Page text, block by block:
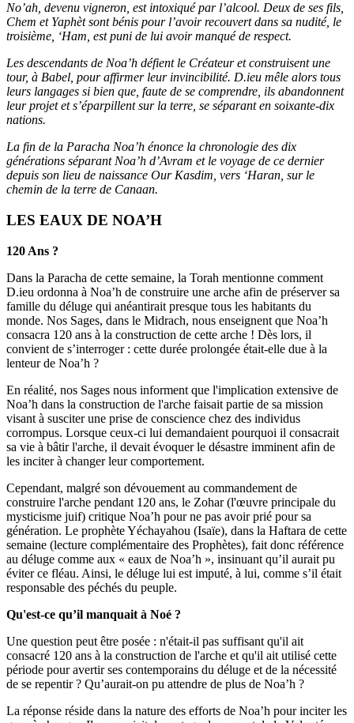
No’ah, devenu vigneron, est intoxiqué par l’alcool. Deux de ses fils,
Chem et Yaphèt sont bénis pour l’avoir recouvert dans sa nudité, le
troisième, ‘Ham, est puni de lui avoir manqué de respect.
Les descendants de Noa’h défient le Créateur et construisent une
tour, à Babel, pour affirmer leur invincibilité. D.ieu mêle alors tous
leurs langages si bien que, faute de se comprendre, ils abandonnent
leur projet et s’éparpillent sur la terre, se séparant en soixante-dix
nations.
La fin de la Paracha Noa’h énonce la chronologie des dix
générations séparant Noa’h d’Avram et le voyage de ce dernier
depuis son lieu de naissance Our Kasdim, vers ‘Haran, sur le
chemin de la terre de Canaan.
LES EAUX DE NOA’H
120 Ans ?
Dans la Paracha de cette semaine, la Torah mentionne comment
D.ieu ordonna à Noa’h de construire une arche afin de préserver sa
famille du déluge qui anéantirait presque tous les habitants du
monde. Nos Sages, dans le Midrach, nous enseignent que Noa’h
consacra 120 ans à la construction de cette arche ! Dès lors, il
convient de s’interroger : cette durée prolongée était-elle due à la
lenteur de Noa’h ?
En réalité, nos Sages nous informent que l'implication extensive de
Noa’h dans la construction de l'arche faisait partie de sa mission
visant à susciter une prise de conscience chez des individus
corrompus. Lorsque ceux-ci lui demandaient pourquoi il consacrait
sa vie à bâtir l'arche, il devait évoquer le désastre imminent afin de
les inciter à changer leur comportement.
Cependant, malgré son dévouement au commandement de
construire l'arche pendant 120 ans, le Zohar (l'œuvre principale du
mysticisme juif) critique Noa’h pour ne pas avoir prié pour sa
génération. Le prophète Yéchayahou (Isaïe), dans la Haftara de cette
semaine (lecture complémentaire des Prophètes), fait donc référence
au déluge comme aux « eaux de Noa’h », insinuant qu’il aurait pu
éviter ce fléau. Ainsi, le déluge lui est imputé, à lui, comme s’il était
responsable des péchés du peuple.
Qu'est-ce qu’il manquait à Noé ?
Une question peut être posée : n'était-il pas suffisant qu'il ait
consacré 120 ans à la construction de l'arche et qu'il ait utilisé cette
période pour avertir ses contemporains du déluge et de la nécessité
de se repentir ? Qu’aurait-on pu attendre de plus de Noa’h ?
La réponse réside dans la nature des efforts de Noa’h pour inciter les